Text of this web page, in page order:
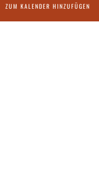
ZUM KALENDER HINZUFÜGEN